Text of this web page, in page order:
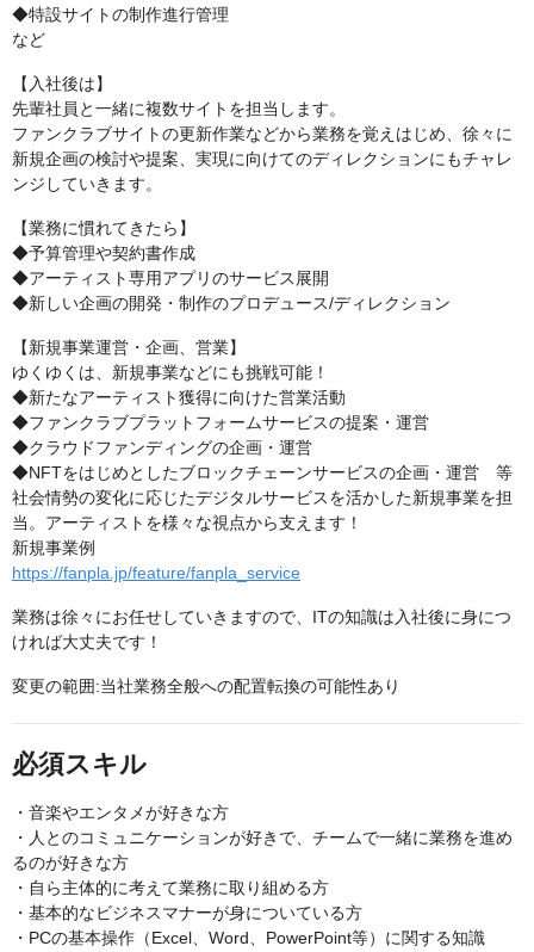
◆特設サイトの制作進行管理
など
【入社後は】
先輩社員と一緒に複数サイトを担当します。
ファンクラブサイトの更新作業などから業務を覚えはじめ、徐々に
新規企画の検討や提案、実現に向けてのディレクションにもチャレ
ンジしていきます。
【業務に慣れてきたら】
◆予算管理や契約書作成
◆アーティスト専用アプリのサービス展開
◆新しい企画の開発・制作のプロデュース/ディレクション
【新規事業運営・企画、営業】
ゆくゆくは、新規事業などにも挑戦可能！
◆新たなアーティスト獲得に向けた営業活動
◆ファンクラブプラットフォームサービスの提案・運営
◆クラウドファンディングの企画・運営
◆NFTをはじめとしたブロックチェーンサービスの企画・運営 等
社会情勢の変化に応じたデジタルサービスを活かした新規事業を担
当。アーティストを様々な視点から支えます！
新規事業例
https://fanpla.jp/feature/fanpla_service
業務は徐々にお任せしていきますので、ITの知識は入社後に身につ
ければ大丈夫です！
変更の範囲:当社業務全般への配置転換の可能性あり
必須スキル
・音楽やエンタメが好きな方
・人とのコミュニケーションが好きで、チームで一緒に業務を進め
るのが好きな方
・自ら主体的に考えて業務に取り組める方
・基本的なビジネスマナーが身についている方
・PCの基本操作（Excel、Word、PowerPoint等）に関する知識